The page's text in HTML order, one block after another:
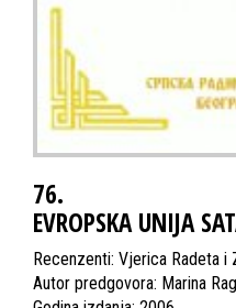
76.
EVROPSKA UNIJA
Recenzenti: Vjerica Radeta i
Autor predgovora: Marina